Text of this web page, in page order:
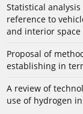
Statistical
reference to
and interior space
Proposal of
establishing in
A review of
use of hydrogen